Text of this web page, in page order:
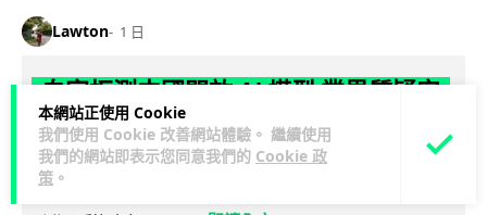
本網站正使用 Cookie
我們使用 Cookie 改善網站體驗。 繼續使用
我們的網站即表示您同意我們的 Cookie 政
策 。
Lawton 1 日
白宮拒測中國開放 AI 模型 業界質疑安
全框架選擇性執行
彭博社報道，白宮通知美國頂尖 AI 公司，中國開發的開放權重